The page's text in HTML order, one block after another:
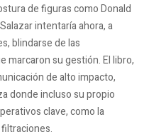
de figuras como Donald
intentaría ahora, a
blindarse de las
marcaron su gestión. El libro,
de alto impacto,
donde incluso su propio
clave, como la